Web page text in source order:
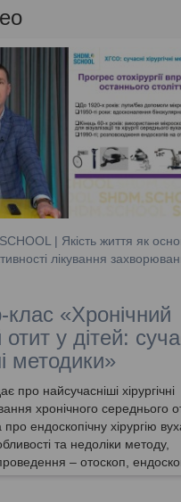
| Якість життя як
лікування
«Хронічний
отит у дітей:
методики»
про найсучасніші хірургічні
хронічного середнього
ендоскопічну хірургію
та недоліки методу,
– отоскоп,